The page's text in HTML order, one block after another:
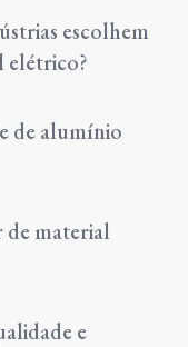
escolhem
elétrico?
de alumínio
de material
e